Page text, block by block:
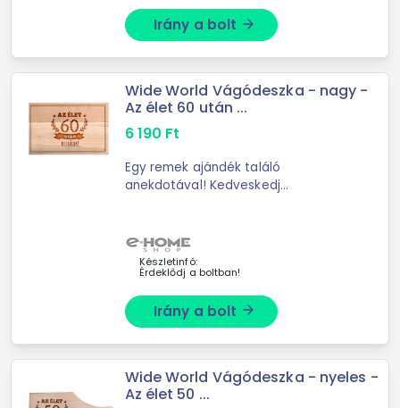
Irány a bolt arrow_forward
Wide World Vágódeszka - nagy -
Az élet 60 után ...
6 190 Ft
Egy remek ajándék találó
anekdotával! Kedveskedj
remek ajándékkal! -Anyaga: B
Készletinfó:
Érdeklődj a boltban!
Irány a bolt arrow_forward
Wide World Vágódeszka - nyeles -
Az élet 50 ...